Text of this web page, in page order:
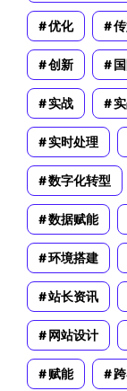
优化
创新
实战
实时处理
数字化转型
数据赋能
环境搭建
站长资讯
网站设计
赋能